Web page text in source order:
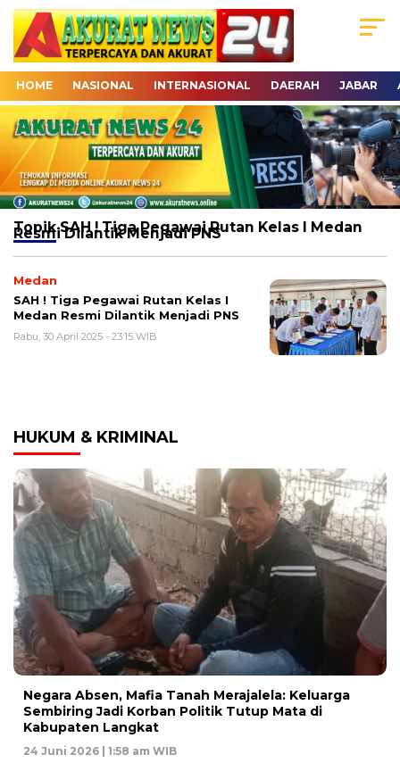
HOME NASIONAL INTERNASIONAL DAERAH JABAR
Topik SAH ! Tiga Pegawai Rutan Kelas I Medan
Resmi Dilantik Menjadi PNS
Medan
SAH ! Tiga Pegawai Rutan Kelas I
Medan Resmi Dilantik Menjadi PNS
Rabu, 30 April 2025 - 23:15 WIB
HUKUM & KRIMINAL
Negara Absen, Mafia Tanah Merajalela: Keluarga
Sembiring Jadi Korban Politik Tutup Mata di
Kabupaten Langkat
24 Juni 2026 | 1:58 am WIB